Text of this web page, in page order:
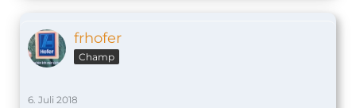
frhofer
Champ
6. Juli 2018